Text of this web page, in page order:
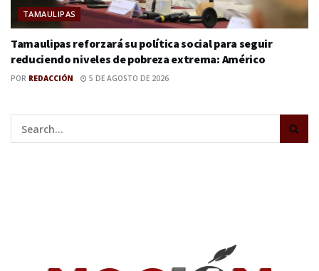
TAMAULIPAS
Tamaulipas reforzará su política social para seguir
reduciendo niveles de pobreza extrema: Américo
POR REDACCIÓN 5 DE AGOSTO DE 2026